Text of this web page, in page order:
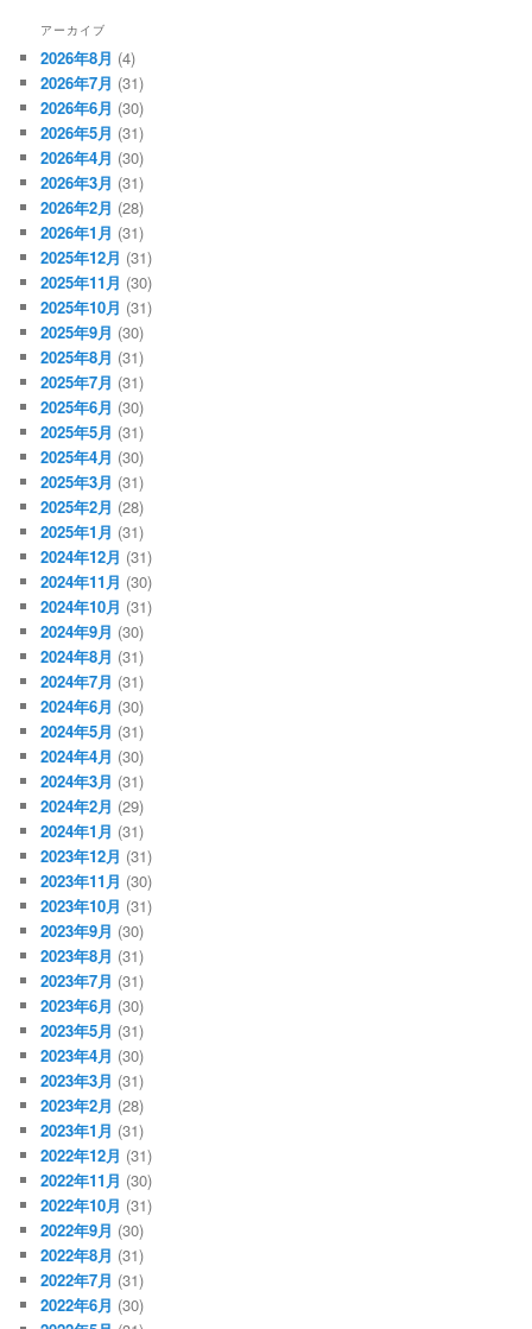
アーカイブ
2026年8月 (4)
2026年7月 (31)
2026年6月 (30)
2026年5月 (31)
2026年4月 (30)
2026年3月 (31)
2026年2月 (28)
2026年1月 (31)
2025年12月 (31)
2025年11月 (30)
2025年10月 (31)
2025年9月 (30)
2025年8月 (31)
2025年7月 (31)
2025年6月 (30)
2025年5月 (31)
2025年4月 (30)
2025年3月 (31)
2025年2月 (28)
2025年1月 (31)
2024年12月 (31)
2024年11月 (30)
2024年10月 (31)
2024年9月 (30)
2024年8月 (31)
2024年7月 (31)
2024年6月 (30)
2024年5月 (31)
2024年4月 (30)
2024年3月 (31)
2024年2月 (29)
2024年1月 (31)
2023年12月 (31)
2023年11月 (30)
2023年10月 (31)
2023年9月 (30)
2023年8月 (31)
2023年7月 (31)
2023年6月 (30)
2023年5月 (31)
2023年4月 (30)
2023年3月 (31)
2023年2月 (28)
2023年1月 (31)
2022年12月 (31)
2022年11月 (30)
2022年10月 (31)
2022年9月 (30)
2022年8月 (31)
2022年7月 (31)
2022年6月 (30)